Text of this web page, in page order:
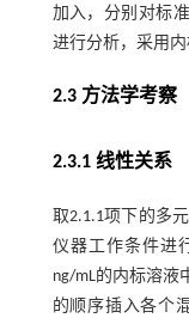
加入，分别对标
进行分析，采用内
2.3 方法学考察
2.3.1 线性关系
取2.1.1项下的多
仪器工作条件进
ng/mL的内标溶
的顺序插入各个